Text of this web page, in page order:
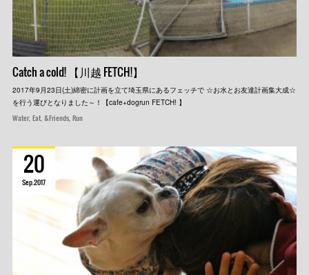
Catch a cold! 【川越 FETCH!】
2017年9月23日(土)綿密に計画を立て埼玉県にあるフェッチで ☆お水とお友達計画集大成☆
を行う運びとなりました～！【cafe+dogrun FETCH! 】
Water Eat &Friends Run
20
Sep2017